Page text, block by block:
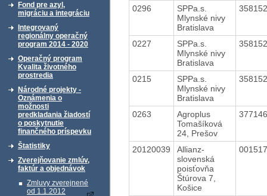
Fond pre azyl,
migráciu a integráciu
Integrovaný
regionálny operačný
program 2014 - 2020
Operačný program
Kvalita životného
prostredia
Národné projekty -
Oznámenia o
možnosti
predkladania žiadostí
o poskytnutie
finančného príspevku
Štatistiky
Zverejňovanie zmlúv,
faktúr a objednávok
Zmluvy zverejnené
od 1.1.2012
0296
SPPa.s.
Mlynské nivy
Bratislava
0227
SPPa.s.
Mlynské nivy
Bratislava
0215
SPPa.s.
Mlynské nivy
Bratislava
0263
Agroplus
Tomašíková
24, Prešov
20120039
Allianz-
slovenská
poisťovňa
Štúrova 7,
Košice